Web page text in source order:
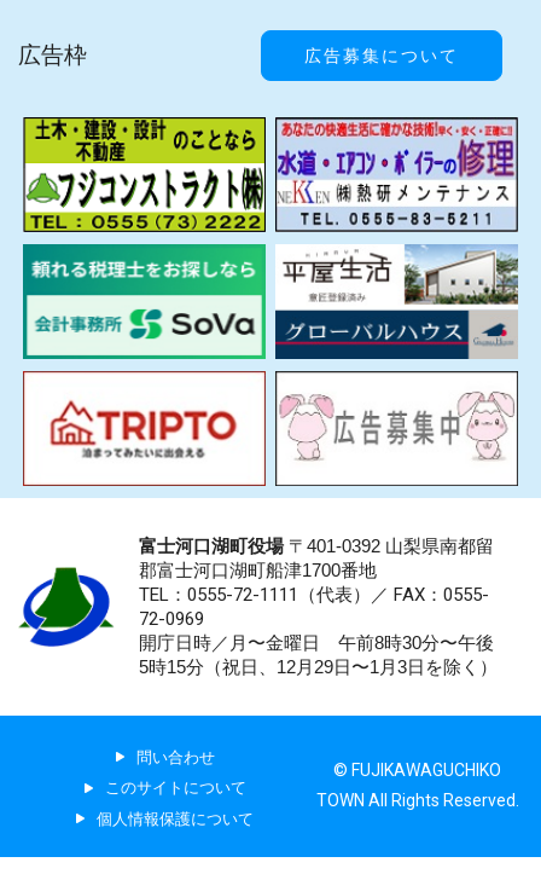
広告枠 広告募集について
富士河口湖町役場〒401-0392 山梨県南都留
郡富士河口湖町船津1700番地
TEL：0555-72-1111 （代表）／ FAX：0555-
72-0969
開庁日時／月〜金曜日 午前8時30分〜午後
5時15分（祝日、12月29日〜1月3日を除く）
問い合わせ
このサイトについて
個人情報保護について
© FUJIKAWAGUCHIKO
TOWN All Rights Reserved.